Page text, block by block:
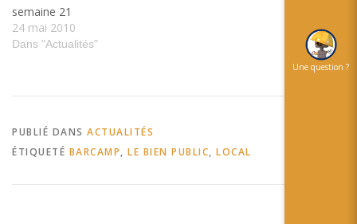
semaine 21
24 mai 2010
Dans "Actualités"
PUBLIÉ DANS ACTUALITÉS
ÉTIQUETÉ BARCAMP, LE BIEN PUBLIC, LOCAL
Une question ?